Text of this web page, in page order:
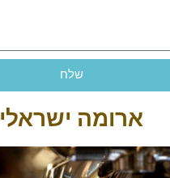
שלח
ארומה ישראלי